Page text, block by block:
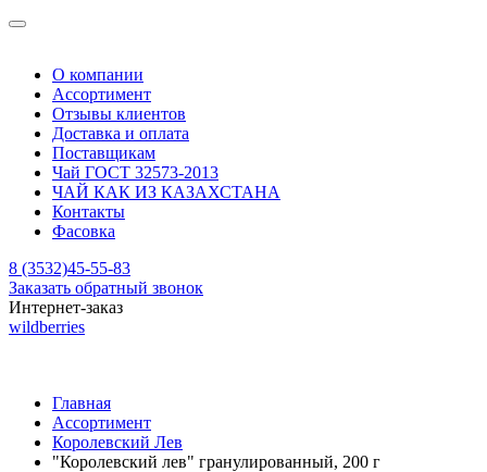
О компании
Ассортимент
Отзывы клиентов
Доставка и оплата
Поставщикам
Чай ГОСТ 32573-2013
ЧАЙ КАК ИЗ КАЗАХСТАНА
Контакты
Фасовка
8 (3532)45-55-83
Заказать обратный звонок
Интернет-заказ
wildberries
Главная
Ассортимент
Королевский Лев
"Королевский лев" гранулированный, 200 г